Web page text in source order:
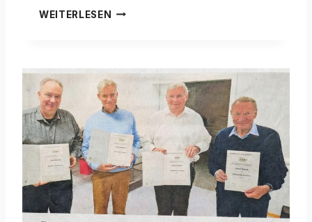
WEITERLESEN
I
L
L
E
M
G
D
E
N
K